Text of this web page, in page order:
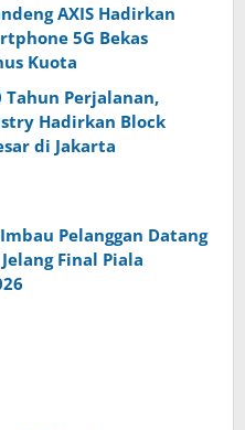
AXIS Hadirkan
5G Bekas
Kuota
Tahun Perjalanan,
Hadirkan Block
di Jakarta
Pelanggan Datang
Final Piala